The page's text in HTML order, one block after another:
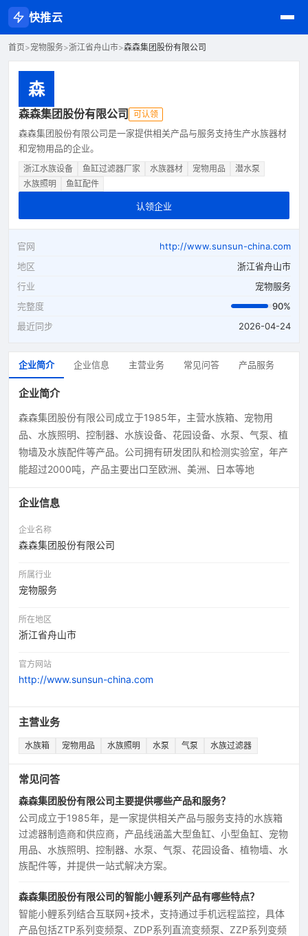
快推云
首页>宠物服务>浙江省舟山市>森森集团股份有限公司
森
森森集团股份有限公司 可认领
森森集团股份有限公司是一家提供相关产品与服务支持生产水族器材
和宠物用品的企业。
浙江水族设备 鱼缸过滤器厂家 水族器材 宠物用品
潜水泵
水族照明
鱼缸配件
认领企业
官网
http://www.sunsun-china.com
地区
浙江省舟山市
行业
宠物服务
完整度
90%
最近同步
2026-04-24
企业简介 企业信息 主营业务 常见问答 产品服务
企业简介
森森集团股份有限公司成立于1985年，主营水族箱、宠物用
品、水族照明、控制器、水族设备、花园设备、水泵、气泵、植
物墙及水族配件等产品。公司拥有研发团队和检测实验室，年产
能超过2000吨，产品主要出口至欧洲、美洲、日本等地
企业信息
企业名称
森森集团股份有限公司
所属行业
宠物服务
所在地区
浙江省舟山市
官方网站
http://www.sunsun-china.com
主营业务
水族箱 宠物用品 水族照明 水泵 气泵 水族过滤器
常见问答
森森集团股份有限公司主要提供哪些产品和服务？
公司成立于1985年，是一家提供相关产品与服务支持的水族箱
过滤器制造商和供应商，产品线涵盖大型鱼缸、小型鱼缸、宠物
用品、水族照明、控制器、水泵、气泵、花园设备、植物墙、水
族配件等，并提供一站式解决方案。
森森集团股份有限公司的智能小鲤系列产品有哪些特点？
智能小鲤系列结合互联网+技术，支持通过手机远程监控，具体
产品包括ZTP系列变频泵、ZDP系列直流变频泵、ZZP系列变频